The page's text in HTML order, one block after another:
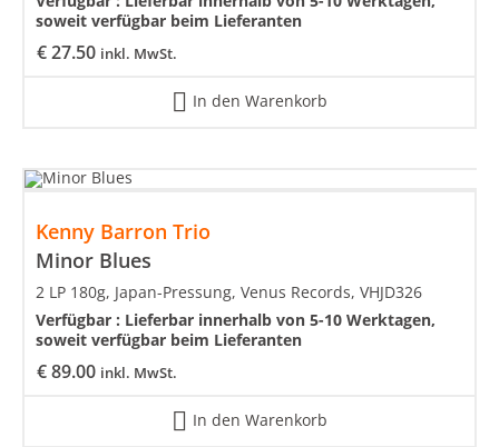
€27.50 inkl. MwSt.
soweit verfügbar beim Lieferanten
In den Warenkorb
Kenny Barron Trio
Minor Blues
€89.00 inkl. MwSt.
2 LP 180g, Japan-Pressung, Venus Records, VHJD326
Verfügbar : Lieferbar innerhalb von 5-10 Werktagen,
soweit verfügbar beim Lieferanten
In den Warenkorb